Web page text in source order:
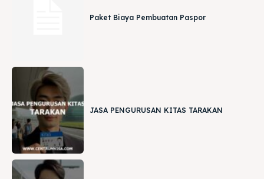
Paket Biaya Pembuatan Paspor
JASA PENGURUSAN KITAS TARAKAN